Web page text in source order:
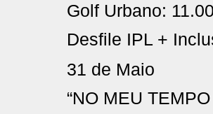
Golf Urbano:
Desfile IPL +
31 de Maio
“NO MEU